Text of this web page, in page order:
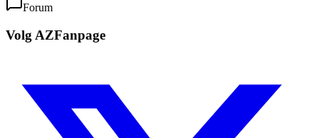
Forum
Volg AZFanpage